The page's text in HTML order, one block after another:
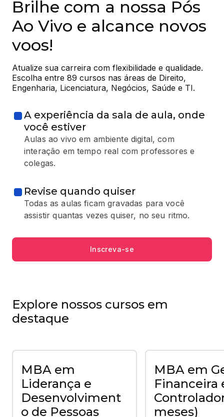
Brilhe com a nossa Pós
Ao Vivo e alcance novos
voos!
Atualize sua carreira com flexibilidade e qualidade.
Escolha entre 89 cursos nas áreas de Direito,
Engenharia, Licenciatura, Negócios, Saúde e TI.
A experiência da sala de aula, onde
você estiver
Aulas ao vivo em ambiente digital, com
interação em tempo real com professores e
colegas.
Revise quando quiser
Todas as aulas ficam gravadas para você
assistir quantas vezes quiser, no seu ritmo.
Inscreva-se
Explore nossos cursos em
destaque
MBA em
Liderança e
Desenvolviment
o de Pessoas
MBA em
Financeira
meses)